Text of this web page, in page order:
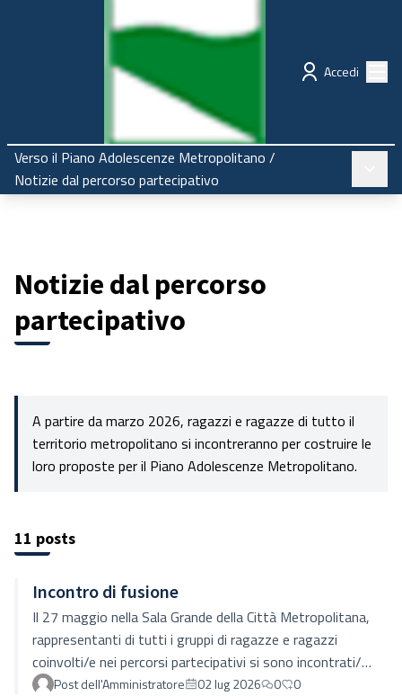
Regione Emilia-Romagna Partecipazione
Accedi
Verso il Piano Adolescenze Metropolitano /
Notizie dal percorso partecipativo
Notizie dal percorso
partecipativo
A partire da marzo 2026, ragazzi e ragazze di tutto il
territorio metropolitano si incontreranno per costruire le
loro proposte per il Piano Adolescenze Metropolitano.
11 posts
Incontro di fusione
Il 27 maggio nella Sala Grande della Città Metropolitana,
rappresentanti di tutti i gruppi di ragazze e ragazzi
coinvolti/e nei percorsi partecipativi si sono incontrati/e
per definire insieme le priorità da portare al Piano
Post dell'Amministratore 02 lug 2026 0 0